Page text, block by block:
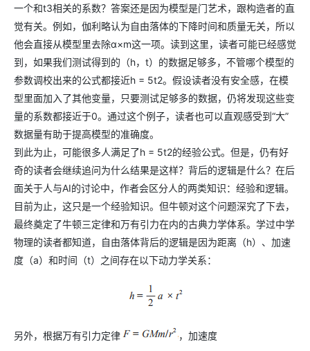
一个和t3相关的系数？答案还是因为模型是门艺术，跟构造者的直
觉有关。例如，伽利略认为自由落体的下降时间和质量无关，所以
他会直接从模型里去除α×m这一项。读到这里，读者可能已经感觉
到，如果我们测试得到的（h，t）的数据足够多，不管哪个模型的
参数调校出来的公式都接近h = 5t2。假设读者没有安全感，在模
型里面加入了其他变量，只要测试足够多的数据，仍将发现这些变
量的系数都接近于0。通过这个例子，读者也可以直观感受到“大”
数据量有助于提高模型的准确度。
到此为止，可能很多人满足了h = 5t2的经验公式。但是，仍有好
奇的读者会继续追问为什么结果是这样？背后的逻辑是什么？在后
面关于人与AI的讨论中，作者会区分人的两类知识：经验和逻辑。
目前为止，这只是一个经验知识。但牛顿对这个问题深究了下去，
最终奠定了牛顿三定律和万有引力在内的古典力学体系。学过中学
物理的读者都知道，自由落体背后的逻辑是因为距离（h）、加速
度（a）和时间（t）之间存在以下动力学关系：
另外，根据万有引力定律 ，加速度